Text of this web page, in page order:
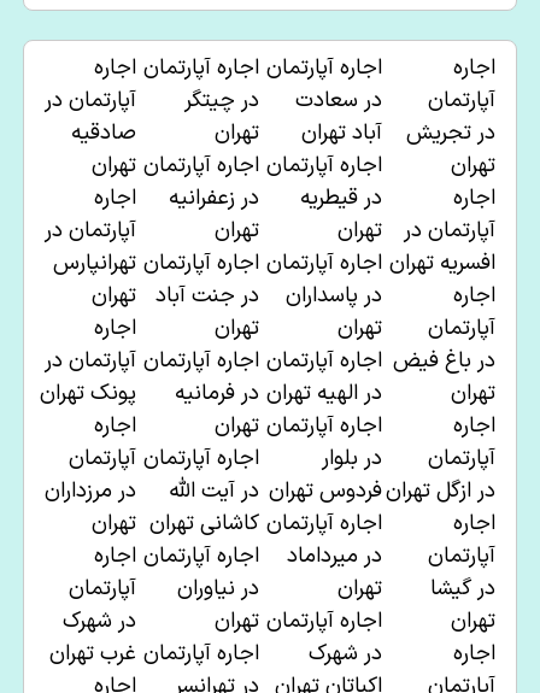
اجاره
آپارتمان
در تجریش
تهران
اجاره
آپارتمان در
افسریه تهران
اجاره
آپارتمان
در باغ فیض
تهران
اجاره
آپارتمان
در ازگل تهران
اجاره
آپارتمان
در گیشا
تهران
اجاره
آپارتمان
اجاره آپارتمان
در سعادت
آباد تهران
اجاره آپارتمان
در قیطریه
تهران
اجاره آپارتمان
در پاسداران
تهران
اجاره آپارتمان
در الهیه تهران
اجاره آپارتمان
در بلوار
فردوس تهران
اجاره آپارتمان
در میرداماد
تهران
اجاره آپارتمان
در شهرک
اکباتان تهران
اجاره آپارتمان
در چیتگر
تهران
اجاره آپارتمان
در زعفرانیه
تهران
اجاره آپارتمان
در جنت آباد
تهران
اجاره آپارتمان
در فرمانیه
تهران
اجاره آپارتمان
در آیت الله
کاشانی تهران
اجاره آپارتمان
در نیاوران
تهران
اجاره آپارتمان
در تهرانسر
اجاره
آپارتمان در
صادقیه
تهران
اجاره
آپارتمان در
تهرانپارس
تهران
اجاره
آپارتمان در
پونک تهران
اجاره
آپارتمان
در مرزداران
تهران
اجاره
آپارتمان
در شهرک
غرب تهران
اجاره